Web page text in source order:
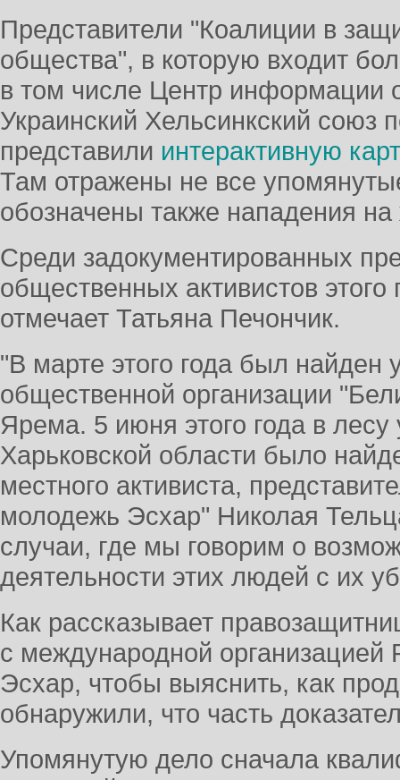
Представители "Коалиции в
общества", в которую входит
в том числе Центр информации
Украинский Хельсинкский союз
представили интерактивную
Там отражены не все
обозначены также нападения
Среди задокументированных
общественных активистов этого
отмечает Татьяна Печончик.
"В марте этого года был найден
общественной организации
Ярема. 5 июня этого года в
Харьковской области было
местного активиста,
молодежь Эсхар" Николая
случаи, где мы говорим о
деятельности этих людей с их
Как рассказывает
с международной организацией
Эсхар, чтобы выяснить, как
обнаружили, что часть
Упомянутую дело сначала